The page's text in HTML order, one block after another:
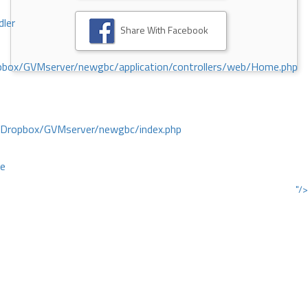
GVMserver/newgbc/application/controllers/web/Home.php
GVMserver/newgbc/index.php
"/>
Share With Facebook